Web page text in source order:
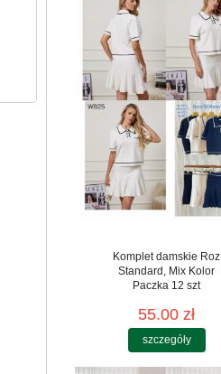
Komplet damskie Roz
Standard, Mix Kolor
Paczka 12 szt
55.00 zł
szczegóły